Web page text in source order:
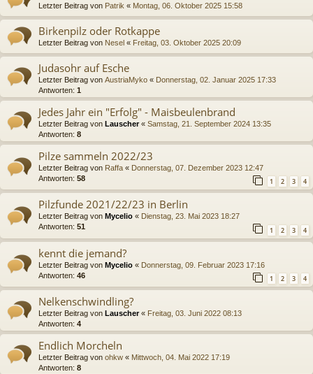
Letzter Beitrag von Patrik « Montag, 06. Oktober 2025 15:58
Birkenpilz oder Rotkappe
Letzter Beitrag von Nesel « Freitag, 03. Oktober 2025 20:09
Judasohr auf Esche
Letzter Beitrag von AustriaMyko « Donnerstag, 02. Januar 2025 17:33
Antworten: 1
Jedes Jahr ein "Erfolg" - Maisbeulenbrand
Letzter Beitrag von Lauscher« Samstag, 21. September 2024 13:35
Antworten: 8
Pilze sammeln 2022/23
Letzter Beitrag von Raffa « Donnerstag, 07. Dezember 2023 12:47
Antworten: 58 1 2 3 4
Pilzfunde 2021/22/23 in Berlin
Letzter Beitrag von Mycelio « Dienstag, 23. Mai 2023 18:27
Antworten: 51 1 2 3 4
kennt die jemand?
Letzter Beitrag von Mycelio « Donnerstag, 09. Februar 2023 17:16
Antworten: 46 1 2 3 4
Nelkenschwindling?
Letzter Beitrag von Lauscher« Freitag, 03. Juni 2022 08:13
Antworten: 4
Endlich Morcheln
Letzter Beitrag von ohkw « Mittwoch, 04. Mai 2022 17:19
Antworten: 8